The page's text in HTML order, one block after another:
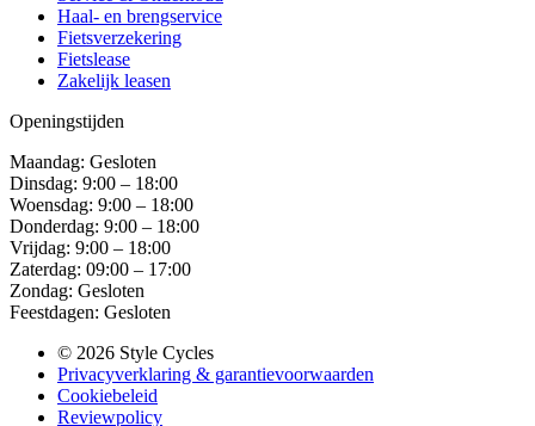
Haal- en brengservice
Fietsverzekering
Fietslease
Zakelijk leasen
Openingstijden
Maandag: Gesloten
Dinsdag: 9:00 – 18:00
Woensdag: 9:00 – 18:00
Donderdag: 9:00 – 18:00
Vrijdag: 9:00 – 18:00
Zaterdag: 09:00 – 17:00
Zondag: Gesloten
Feestdagen: Gesloten
© 2026 Style Cycles
Privacyverklaring & garantievoorwaarden
Cookiebeleid
Reviewpolicy